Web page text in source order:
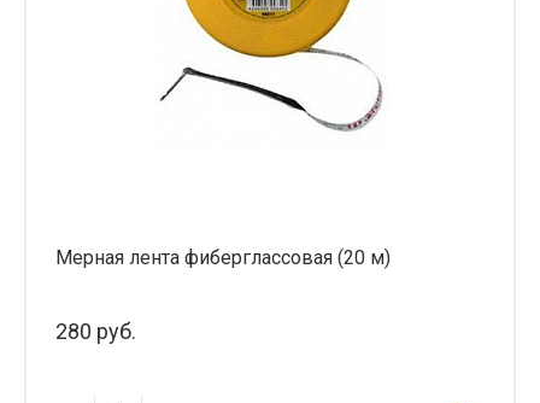
Мерная лента фиберглассовая (20 м)
280 руб.